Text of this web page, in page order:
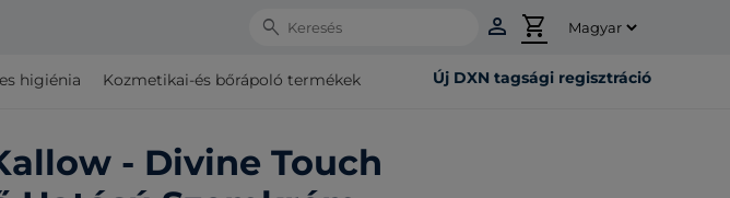
Search person shopping_cart
higiénia Kozmetikai-és bőrápoló termékek Új DXN tagsági regisztráció
- Divine Touch